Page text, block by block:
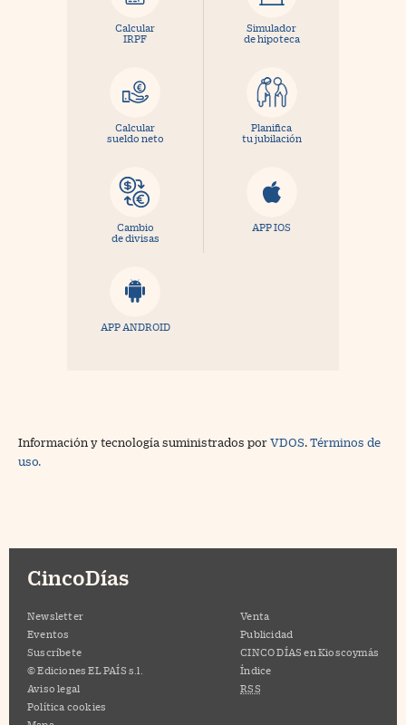
Calcular
IRPF
Simulador
de hipoteca
Calcular
sueldo neto
Planifica
tu jubilación
Cambio
de divisas
APP IOS
APP ANDROID
Información y tecnología suministrados por VDOS Términos de
uso.
CincoDías
Newsletter
Eventos
Suscríbete
© Ediciones EL PAÍS s.l.
Aviso legal
Política cookies
Venta
Publicidad
CINCO DÍAS en Kioscoymás
Índice
RSS